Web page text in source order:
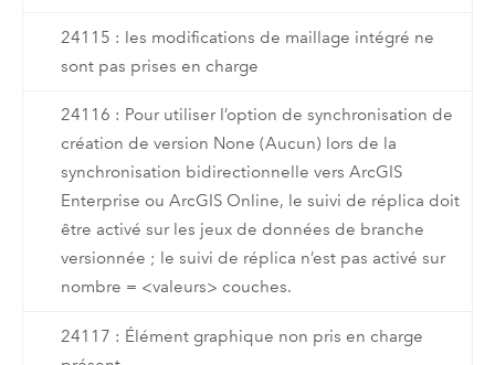
24115 : les modifications de maillage intégré ne
sont pas prises en charge
24116 : Pour utiliser l’option de synchronisation de
création de version None (Aucun) lors de la
synchronisation bidirectionnelle vers ArcGIS
Enterprise ou ArcGIS Online, le suivi de réplica doit
être activé sur les jeux de données de branche
versionnée ; le suivi de réplica n’est pas activé sur
nombre = <valeurs> couches.
24117 : Élément graphique non pris en charge